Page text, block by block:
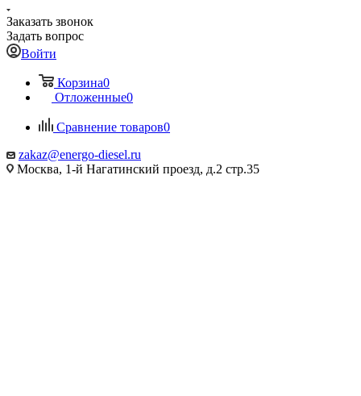
Заказать звонок
Задать вопрос
Войти
Корзина0
Отложенные0
Сравнение товаров0
zakaz@energo-diesel.ru
Москва, 1-й Нагатинский проезд, д.2 стр.35